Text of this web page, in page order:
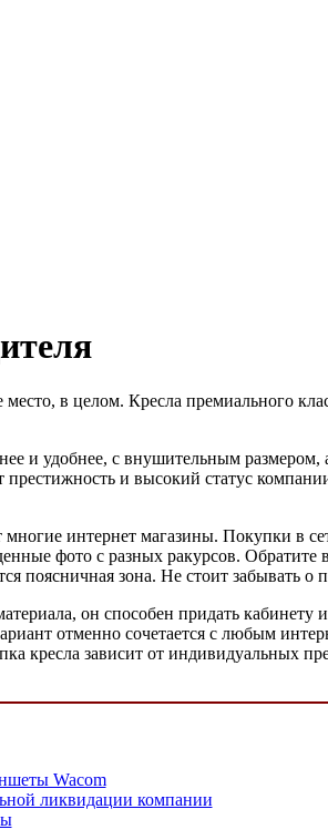
в целом. Кресла премиального
и удобнее, с внушительным
престижность и высокий статус
интернет магазины. Покупки в
фото с разных ракурсов.
поясничная зона. Не стоит забывать
он способен придать
отменно сочетается с любым
кресла зависит от индивидуальных
Wacom
ликвидации компании